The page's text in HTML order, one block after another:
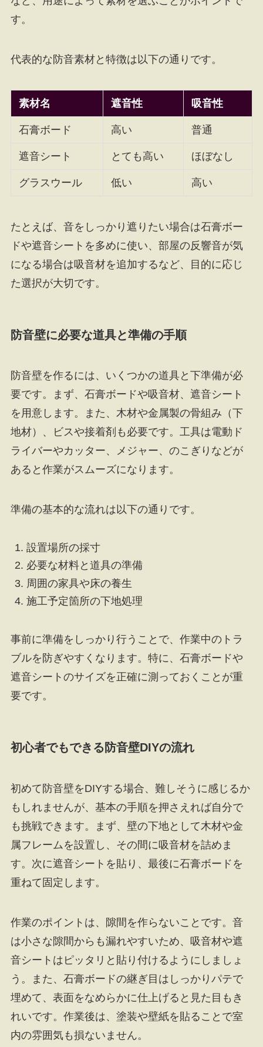
す。
代表的な防音素材と特徴は以下の通りです。
素材名 遮音性 吸音性
石膏ボード 高い 普通
遮音シート とても高い ほぼなし
グラスウール 低い 高い
たとえば、音をしっかり遮りたい場合は石膏ボー
ドや遮音シートを多めに使い、部屋の反響音が気
になる場合は吸音材を追加するなど、目的に応じ
た選択が大切です。
防音壁に必要な道具と準備の手順
防音壁を作るには、いくつかの道具と下準備が必
要です。まず、石膏ボードや吸音材、遮音シート
を用意します。また、木材や金属製の骨組み（下
地材）、ビスや接着剤も必要です。工具は電動ド
ライバーやカッター、メジャー、のこぎりなどが
あると作業がスムーズになります。
準備の基本的な流れは以下の通りです。
設置場所の採寸
必要な材料と道具の準備
周囲の家具や床の養生
施工予定箇所の下地処理
事前に準備をしっかり行うことで、作業中のトラ
ブルを防ぎやすくなります。特に、石膏ボードや
遮音シートのサイズを正確に測っておくことが重
要です。
初心者でもできる防音壁DIYの流れ
初めて防音壁をDIYする場合、難しそうに感じるか
もしれませんが、基本の手順を押さえれば自分で
も挑戦できます。まず、壁の下地として木材や金
属フレームを設置し、その間に吸音材を詰めま
す。次に遮音シートを貼り、最後に石膏ボードを
重ねて固定します。
作業のポイントは、隙間を作らないことです。音
は小さな隙間からも漏れやすいため、吸音材や遮
音シートはピッタリと貼り付けるようにしましょ
う。また、石膏ボードの継ぎ目はしっかりパテで
埋めて、表面をなめらかに仕上げると見た目もき
れいです。作業後は、塗装や壁紙を貼ることで室
内の雰囲気も損ないません。